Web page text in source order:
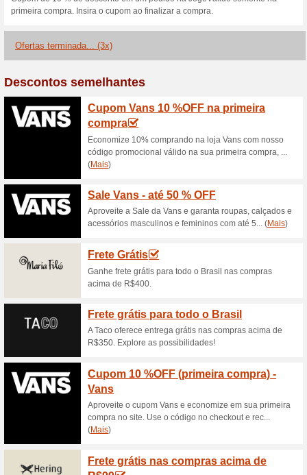
Pague suas
desconto acumulat
100% funcionou
Cupom JogêPague suas
acumulativoNenhum código
Outlet Jogê: até 60
desta categ
100% funcionou
Economize com as ofertas
calcinhas, peças de roupa